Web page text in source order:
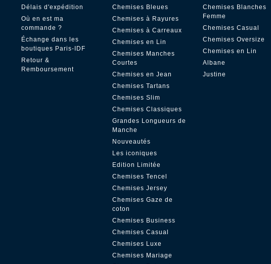
Délais d'expédition
Où en est ma
commande ?
Échange dans les
boutiques Paris-IDF
Retour &
Remboursement
Chemises Bleues
Chemises à Rayures
Chemises à Carreaux
Chemises en Lin
Chemises Manches
Courtes
Chemises en Jean
Chemises Tartans
Chemises Slim
Chemises Classiques
Grandes Longueurs de
Manche
Nouveautés
Les iconiques
Edition Limitée
Chemises Tencel
Chemises Jersey
Chemises Gaze de
coton
Chemises Business
Chemises Casual
Chemises Luxe
Chemises Mariage
Chemises Blanches
Femme
Chemises Casual
Chemises Oversize
Chemises en Lin
Albane
Justine